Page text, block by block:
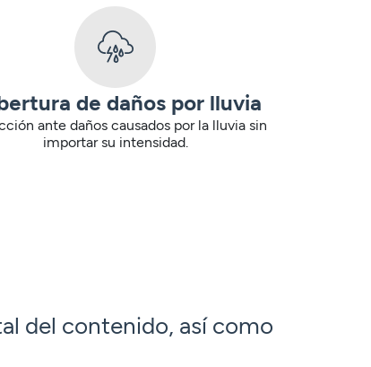
de daños por lluvia
ante daños causados por la lluvia sin
importar su intensidad.
del contenido, así como